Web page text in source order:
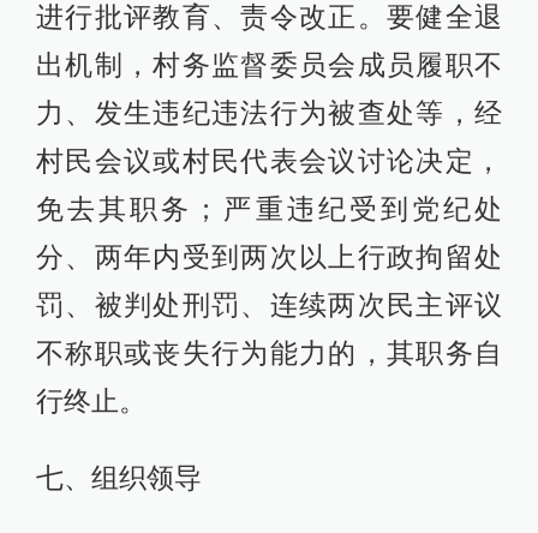
进行批评教育、责令改正。要健全退
出机制，村务监督委员会成员履职不
力、发生违纪违法行为被查处等，经
村民会议或村民代表会议讨论决定，
免去其职务；严重违纪受到党纪处
分、两年内受到两次以上行政拘留处
罚、被判处刑罚、连续两次民主评议
不称职或丧失行为能力的，其职务自
行终止。
七、组织领导